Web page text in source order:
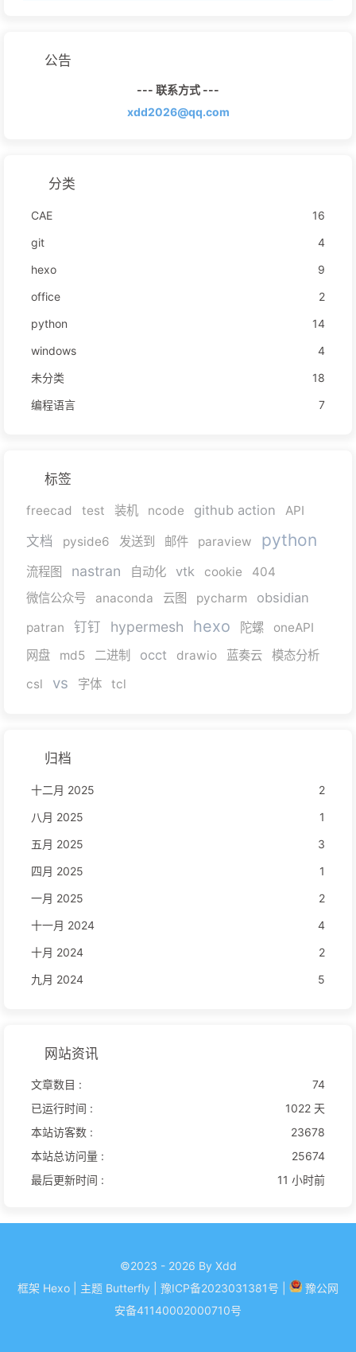
公告
--- 联系方式 ---
xdd2026@qq.com
分类
CAE
16
git
4
hexo
9
office
2
python
14
windows
4
未分类
18
编程语言
7
标签
freecad test 装机 ncode github action API
文档 pyside6 发送到 邮件 paraview python
流程图 nastran 自动化 vtk cookie
404
微信公众号
anaconda 云图 pycharm obsidian
patran 钉钉 hypermesh hexo 陀螺
oneAPI
网盘
md5 二进制 occt drawio 蓝奏云
模态分析
csl
vs 字体 tcl
归档
十二月 2025
2
八月 2025
1
五月 2025
3
四月 2025
1
一月 2025
2
十一月 2024
4
十月 2024
2
九月 2024
5
网站资讯
文章数目 :
74
已运行时间 :
1022 天
本站访客数 :
23678
本站总访问量 :
25674
最后更新时间 :
11 小时前
©2023 - 2026 By Xdd
框架 Hexo 主题 Butterfly | 豫ICP备2023031381号
豫公网
安备41140002000710号